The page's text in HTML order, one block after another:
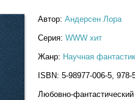
Автор: Андерсен Лора
Серия: WWW хит
Жанр: Научная
ISBN: 5-98977-006-5, 978-
Любовно-